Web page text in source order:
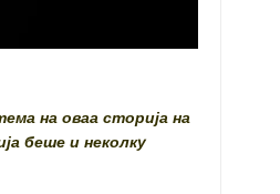
на оваа сторија на
беше и неколку